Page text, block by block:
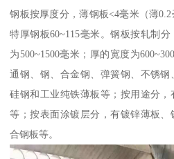
钢板按厚度分，薄钢板<4毫米（薄0.2
特厚钢板60~115毫米。钢板按轧制
为500~1500毫米；厚的宽度为
通钢、钢、合金钢、弹簧钢、不锈钢
硅钢和工业纯铁薄板等；按用途分
等；按表面涂镀层分，有镀锌薄板
合钢板等。